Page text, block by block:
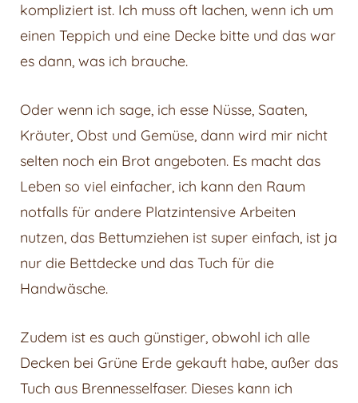
kompliziert ist. Ich muss oft lachen, wenn ich um
einen Teppich und eine Decke bitte und das war
es dann, was ich brauche.
Oder wenn ich sage, ich esse Nüsse, Saaten,
Kräuter, Obst und Gemüse, dann wird mir nicht
selten noch ein Brot angeboten. Es macht das
Leben so viel einfacher, ich kann den Raum
notfalls für andere Platzintensive Arbeiten
nutzen, das Bettumziehen ist super einfach, ist ja
nur die Bettdecke und das Tuch für die
Handwäsche.
Zudem ist es auch günstiger, obwohl ich alle
Decken bei Grüne Erde gekauft habe, außer das
Tuch aus Brennesselfaser. Dieses kann ich